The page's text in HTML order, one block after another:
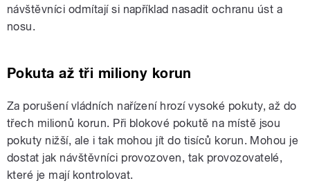
návštěvníci odmítají si například nasadit ochranu úst a
nosu.
Pokuta až tři miliony korun
Za porušení vládních nařízení hrozí vysoké pokuty, až do
třech milionů korun. Při blokové pokutě na místě jsou
pokuty nižší, ale i tak mohou jít do tisíců korun. Mohou je
dostat jak návštěvníci provozoven, tak provozovatelé,
které je mají kontrolovat.